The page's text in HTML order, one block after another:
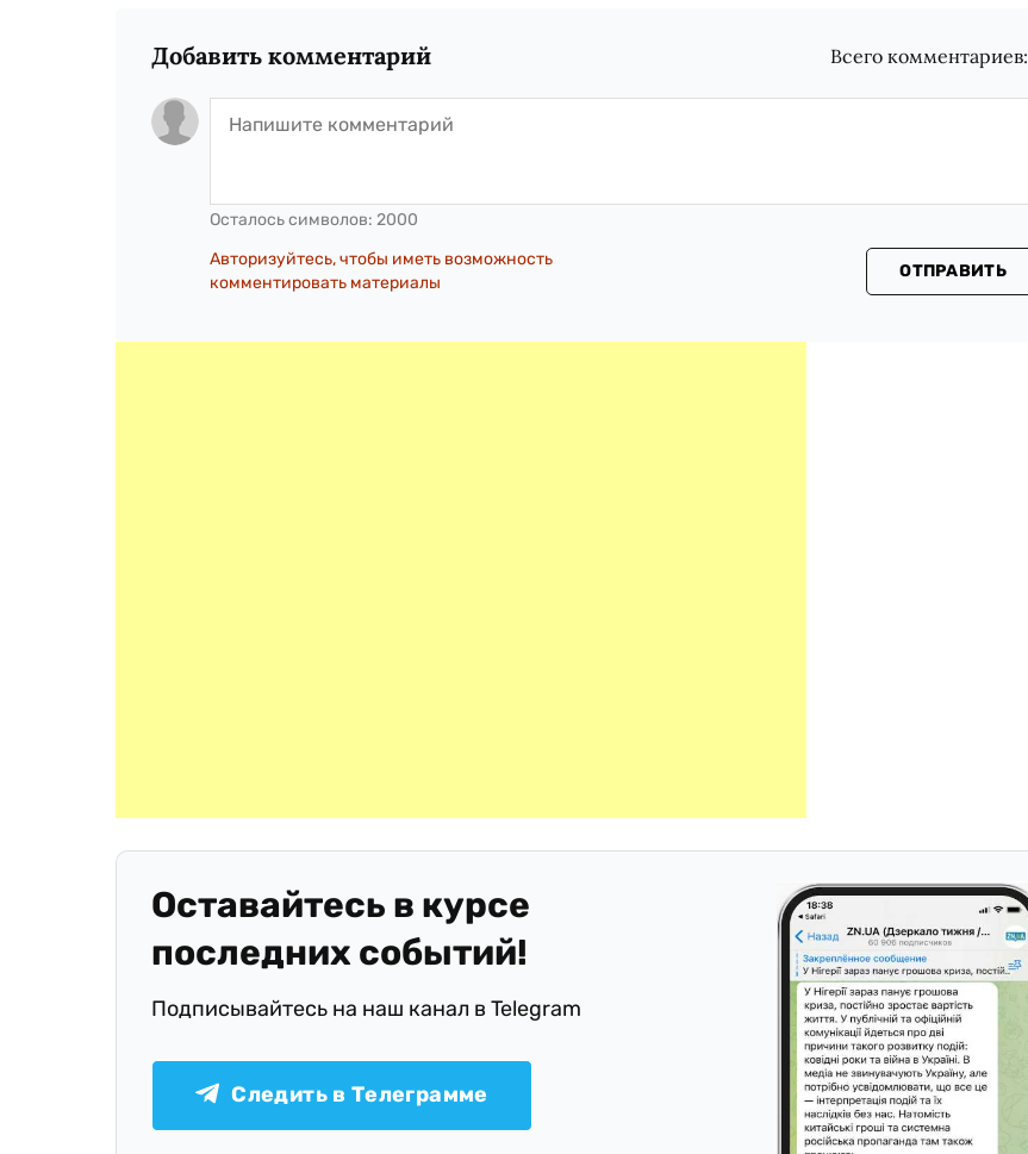
Добавить комментарий Всего комментариев:
Осталось символов: 2000
Авторизуйтесь, чтобы иметь возможность
комментировать материалы
ОТПРАВИТЬ
Оставайтесь в курсе
последних событий!
Подписывайтесь на наш канал в Telegram
Следить в Телеграмме